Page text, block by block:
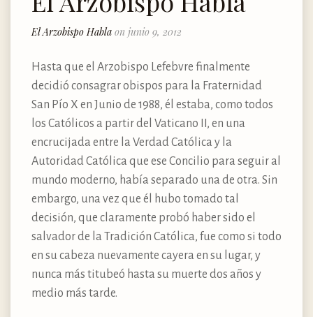
El Arzobispo Habla on junio 9, 2012
Hasta que el Arzobispo Lefebvre finalmente
decidió consagrar obispos para la Fraternidad
San Pío X en Junio de 1988, él estaba, como todos
los Católicos a partir del Vaticano II, en una
encrucijada entre la Verdad Católica y la
Autoridad Católica que ese Concilio para seguir al
mundo moderno, había separado una de otra. Sin
embargo, una vez que él hubo tomado tal
decisión, que claramente probó haber sido el
salvador de la Tradición Católica, fue como si todo
en su cabeza nuevamente cayera en su lugar, y
nunca más titubeó hasta su muerte dos años y
medio más tarde.